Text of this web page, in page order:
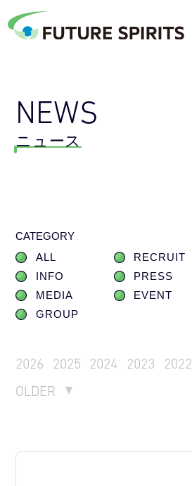
NEWS
ニュース
CATEGORY
ALL
RECRUIT
INFO
PRESS
MEDIA
EVENT
GROUP
2026 2025 2024 2023
2022
OLDER